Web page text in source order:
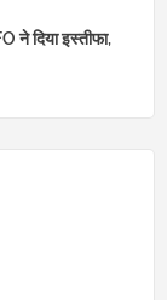
ने दिया इस्तीफा,